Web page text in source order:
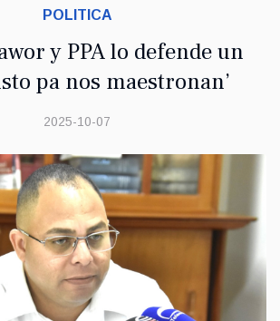
POLITICA
y PPA lo defende un
pa nos maestronan’
2025-10-07